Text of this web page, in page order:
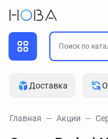
Доставка
Главная Акции